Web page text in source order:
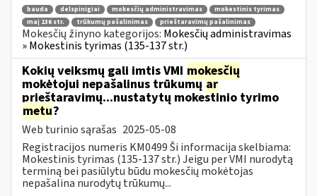
bauda delspinigiai mokesčių administravimas
mokestinis tyrimas
maį 136 str.
trūkumų pašalinimas prieštaravimų pašalinimas
Mokesčių žinyno kategorijos: Mokesčių administravimas
» Mokestinis tyrimas (135-137 str.)
Kokių veiksmų gali imtis VMI mokesčių
mokėtojui nepašalinus trūkumųar
prieštaravimų...nustatytų mokestinio tyrimo
metu?
Web turinio sąrašas 2025-05-08
Registracijos numeris KM0499 Ši informacija skelbiama:
Mokestinis tyrimas (135-137 str.) Jeigu per VMI nurodytą
terminą bei pasiūlytu būdu mokesčių mokėtojas
nepašalina nurodytų trūkumų...